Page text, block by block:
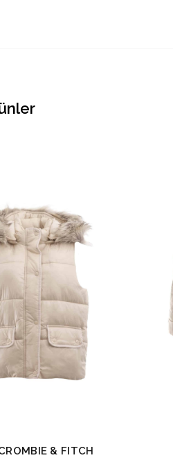
& FITCH